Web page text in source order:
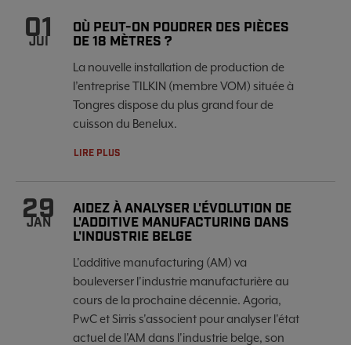
01
JUI
OÙ PEUT-ON POUDRER DES PIÈCES
DE 18 MÈTRES ?
La nouvelle installation de production de
l’entreprise TILKIN (membre VOM) située à
Tongres dispose du plus grand four de
cuisson du Benelux.
LIRE PLUS
29
JAN
AIDEZ À ANALYSER L'ÉVOLUTION DE
L'ADDITIVE MANUFACTURING DANS
L'INDUSTRIE BELGE
L'additive manufacturing (AM) va
bouleverser l'industrie manufacturière au
cours de la prochaine décennie. Agoria,
PwC et Sirris s'associent pour analyser l'état
actuel de l'AM dans l'industrie belge, son